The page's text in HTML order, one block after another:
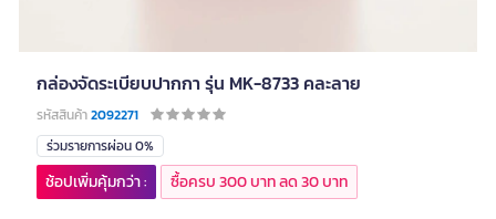
กล่องจัดระเบียบปากกา รุ่น MK-8733 คละลาย
รหัสสินค้า2092271
ร่วมรายการผ่อน 0%
ช้อปเพิ่มคุ้มกว่า : ซื้อครบ 300 บาท ลด 30 บาท